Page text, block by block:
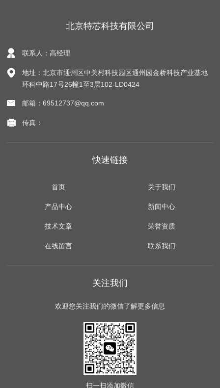
北京特芯科技有限公司
联系人：高经理
地址：北京市通州区中关村科技园区通州园金桥科技产业基地
环科中路17号26幢1至3层102-LD0424
邮箱：69512737@qq.com
传真：
快速链接
首页 关于我们
产品中心 新闻中心
技术文章 荣誉资质
在线留言 联系我们
关注我们
欢迎您关注我们的微信了解更多信息
扫一扫添加微信